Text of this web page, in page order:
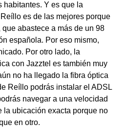
habitantes. Y es que la
es de las mejores porque
abastece a más de un 98
española. Por eso mismo,
Por otro lado, la
con Jazztel es también muy
no ha llegado la fibra óptica
Reíllo podrás instalar el ADSL
navegar a una velocidad
la ubicación exacta porque no
en otro.